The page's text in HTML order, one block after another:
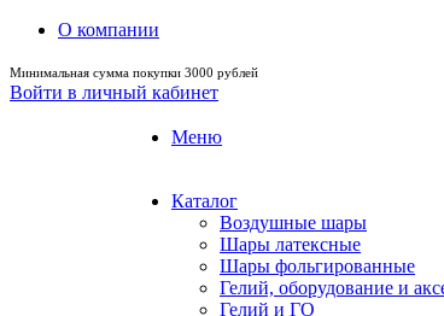
О компании
Минимальная сумма покупки 3000 рублей
Войти в личный кабинет
Меню
Каталог
Воздушные шары
Шары латексные
Шары фольгированные
Гелий, оборудование и
Гелий и ГО